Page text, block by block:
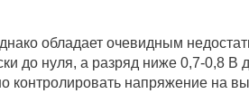
обладает очевидным
до нуля, а разряд ниже 0,7-0,8 В
контролировать напряжение на